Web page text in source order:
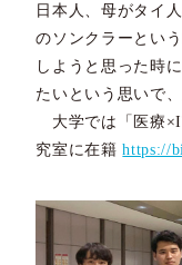
日本人、母がタイ
のソンクラーとい
しようと思った時
たいという思いで
大学では「医療
究室に在籍https://